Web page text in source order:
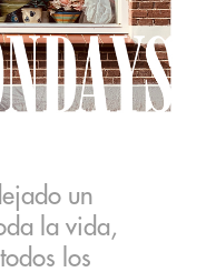
un
la vida,
los